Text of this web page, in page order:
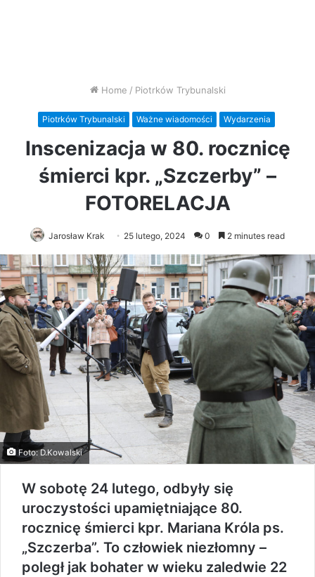
Home / Piotrków Trybunalski
Piotrków Trybunalski Ważne wiadomości Wydarzenia
Inscenizacja w 80. rocznicę
śmierci kpr. „Szczerby” –
FOTORELACJA
Jarosław Krak 25 lutego, 2024 0 2 minutes read
Foto: D.Kowalski
W sobotę 24 lutego, odbyły się
uroczystości upamiętniające 80.
rocznicę śmierci kpr. Mariana Króla ps.
„Szczerba”. To człowiek niezłomny –
poległ jak bohater w wieku zaledwie 22